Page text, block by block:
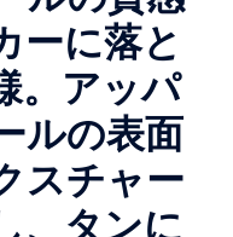
ーに落と
。アッパ
ルの表面
スチャー
、タンに